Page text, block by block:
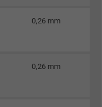
die Aktionen eines
zu
melden.
0,26 mm
0,26 mm